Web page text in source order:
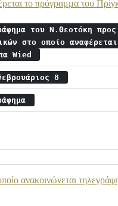
το πρόγραμμα του
του Ν.Θεοτόκη
στο οποίο
Wied
8
ανακοινώνεται